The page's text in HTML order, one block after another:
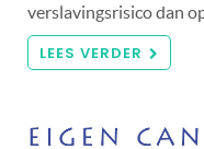
verslavingsrisico dan
LEES VERDER